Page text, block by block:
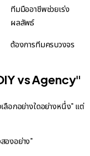
ทีมมืออาชีพช่วยเร่ง
ผลลัพธ์
ต้องการทีมครบวงจร
vs Agency"
ลือกอย่างใดอย่างหนึ่ง" แต่
องอย่าง"